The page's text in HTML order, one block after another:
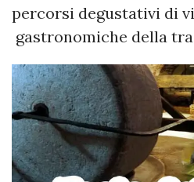
percorsi degustativi di
gastronomiche della